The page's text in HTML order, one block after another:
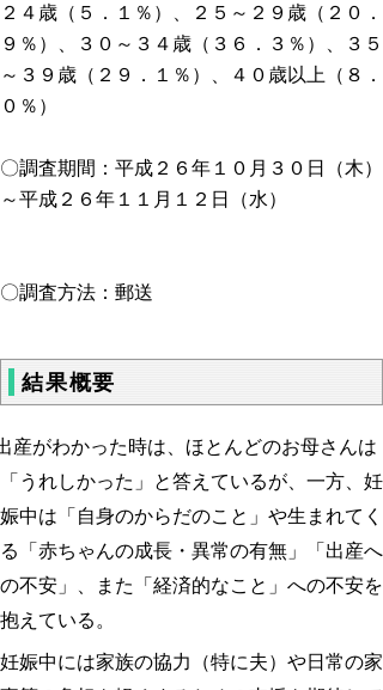
２４歳（５．１％）、２５～２９歳（２０．
９％）、３０～３４歳（３６．３％）、３５
～３９歳（２９．１％）、４０歳以上（８．
０％）
〇調査期間：平成２６年１０月３０日（木）
～平成２６年１１月１２日（水）
〇調査方法：郵送
結果概要
産がわかった時は、ほとんどのお母さんは
「うれしかった」と答えているが、一方、妊
娠中は「自身のからだのこと」や生まれてく
る「赤ちゃんの成長・異常の有無」「出産へ
の不安」、また「経済的なこと」への不安を
抱えている。
妊娠中には家族の協力（特に夫）や日常の家